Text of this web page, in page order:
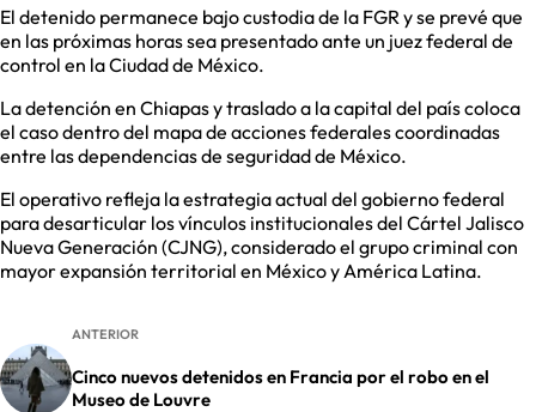
El detenido permanece bajo custodia de la FGR y se prevé que
en las próximas horas sea presentado ante un juez federal de
control en la Ciudad de México.
La detención en Chiapas y traslado a la capital del país coloca
el caso dentro del mapa de acciones federales coordinadas
entre las dependencias de seguridad de México.
El operativo refleja la estrategia actual del gobierno federal
para desarticular los vínculos institucionales del Cártel Jalisco
Nueva Generación (CJNG), considerado el grupo criminal con
mayor expansión territorial en México y América Latina.
ANTERIOR
Cinco nuevos detenidos en Francia por el robo en el
Museo de Louvre